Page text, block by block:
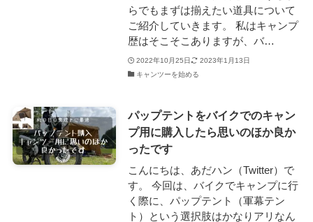
らでもまずは揃えたい道具について
ご紹介していきます。 私はキャンプ
歴はそこそこありますが、バ…
2022年10月25日
2023年1月13日
キャンツーを始める
パップテントをバイクでのキャン
プ用に購入したら思いのほか良か
ったです
こんにちは、あだハン（Twitter）で
す。 今回は、バイクでキャンプに行
く際に、パップテント（軍幕テン
ト）という選択肢はかなりアリなん